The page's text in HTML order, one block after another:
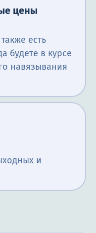
цены
есть
будете в курсе
навязывания
и